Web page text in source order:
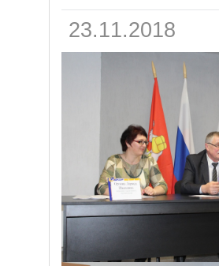
23.11.2018